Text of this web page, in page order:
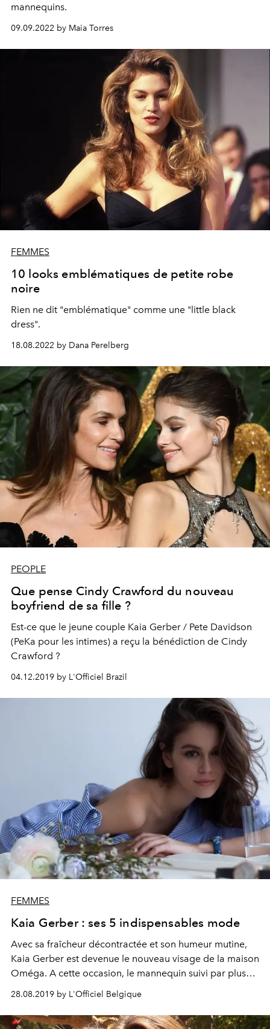
mannequins.
09.09.2022 by Maia Torres
FEMMES
10 looks emblématiques de petite robe
noire
Rien ne dit "emblématique" comme une "little black
dress".
18.08.2022 by Dana Perelberg
PEOPLE
Que pense Cindy Crawford du nouveau
boyfriend de sa fille ?
Est-ce que le jeune couple Kaia Gerber / Pete Davidson
(PeKa pour les intimes) a reçu la bénédiction de Cindy
Crawford ?
04.12.2019 by L'Officiel Brazil
FEMMES
Kaia Gerber : ses 5 indispensables mode
Avec sa fraîcheur décontractée et son humeur mutine,
Kaia Gerber est devenue le nouveau visage de la maison
Oméga. A cette occasion, le mannequin suivi par plus
28.08.2019 by L'Officiel Belgique